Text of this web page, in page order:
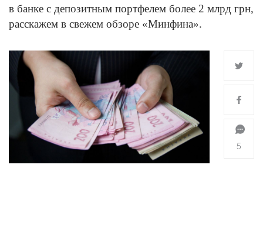
в банке с депозитным портфелем более 2 млрд грн,
расскажем в свежем обзоре «Минфина».
5